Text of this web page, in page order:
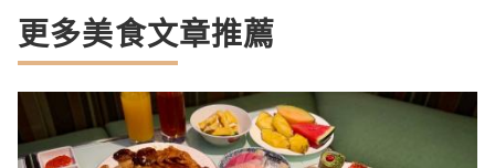
更多美食文章推薦